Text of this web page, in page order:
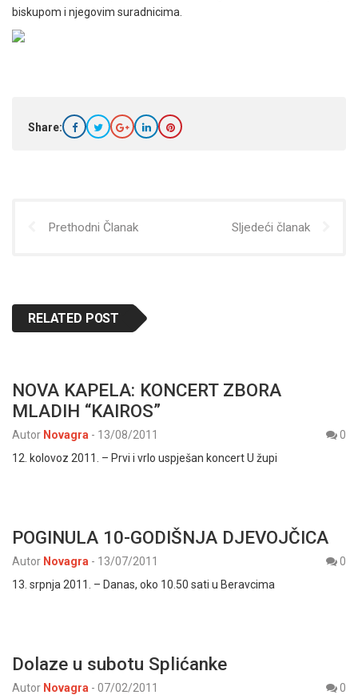
biskupom i njegovim suradnicima.
Share:
Prethodni Članak Sljedeći članak
RELATED POST
NOVA KAPELA: KONCERT ZBORA
MLADIH “KAIROS”
Autor Novagra - 13/08/2011
0
12. kolovoz 2011. – Prvi i vrlo uspješan koncert U župi
POGINULA 10-GODIŠNJA DJEVOJČICA
Autor Novagra - 13/07/2011
0
13. srpnja 2011. – Danas, oko 10.50 sati u Beravcima
Dolaze u subotu Splićanke
Autor Novagra - 07/02/2011 0